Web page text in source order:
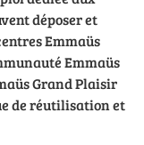
déposer et
Emmaüs
Emmaüs
Grand Plaisir
de réutilisation et